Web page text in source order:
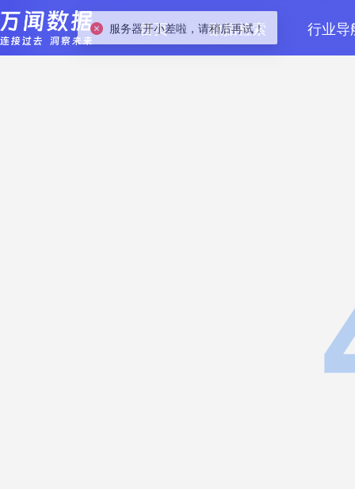
首页 数据检索 行业导
服务器开小差啦，请稍后再试！